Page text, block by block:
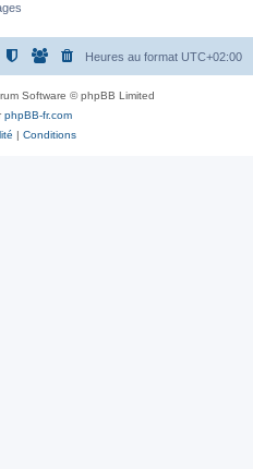
Heures au format UTC+02:00
Software © phpBB Limited
phpBB-fr.com
| Conditions